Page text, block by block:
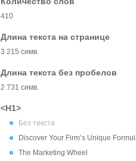
410
Длина текста на странице
3 215 симв.
Длина текста без пробелов
2 731 симв.
<H1>
Без текста
Discover Your Firm’s Unique
The Marketing Wheel